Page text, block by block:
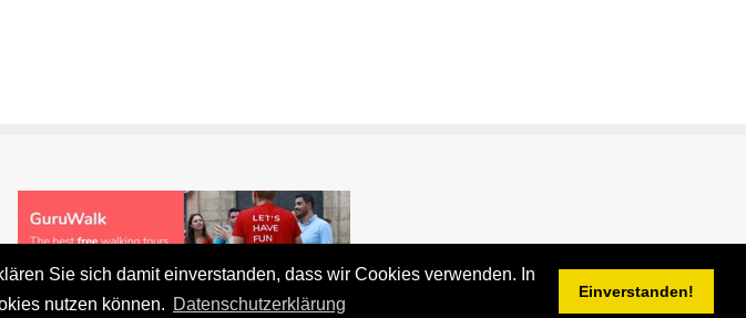
Sie sich damit einverstanden, dass wir Cookies verwenden. In
nutzen können. Datenschutzerklärung
Einverstanden!